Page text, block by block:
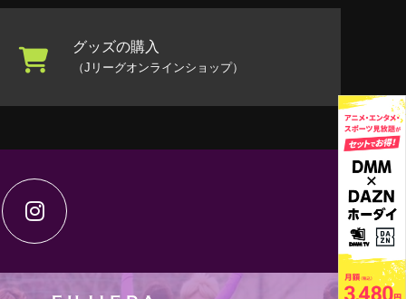
グッズの購入
（Jリーグオンラインショップ）